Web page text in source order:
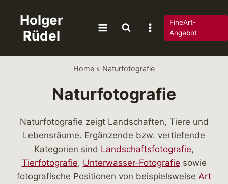
springen
Holger
Rüdel
FineArt-
Angebot
Home » Naturfotografie
Naturfotografie
Naturfotografie zeigt Landschaften, Tiere und
Lebensräume. Ergänzende bzw. vertiefende
Kategorien sind Landschaftsfotografie,
Tierfotografie, Unterwasser-Fotografie sowie
fotografische Positionen von beispielsweise Art